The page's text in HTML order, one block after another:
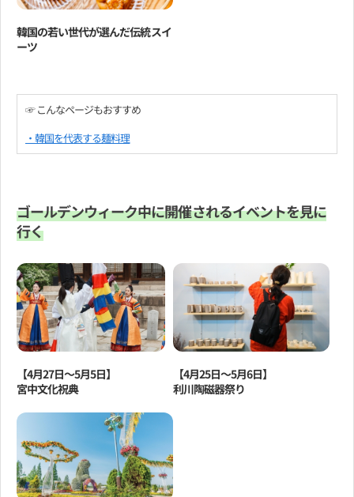
韓国の若い世代が選んだ伝統スイ
ーツ
☞ こんなページもおすすめ
・韓国を代表する麺料理
ゴールデンウィーク中に開催されるイベントを見に
行く
【4月27日～5月5日】
宮中文化祝典
【4月25日～5月6日】
利川陶磁器祭り